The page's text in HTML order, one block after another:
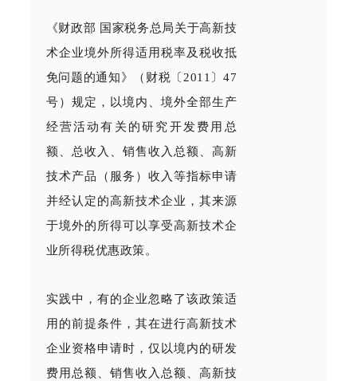
《财政部 国家税务总局关于高新技
术企业境外所得适用税率及税收抵
免问题的通知》（财税〔2011〕47
号）规定，以境内、境外全部生产
经营活动有关的研究开发费用总
额、总收入、销售收入总额、高新
技术产品（服务）收入等指标申请
并经认定的高新技术企业，其来源
于境外的所得可以享受高新技术企
业所得税优惠政策。
实践中，有的企业忽略了该政策适
用的前提条件，其在进行高新技术
企业资格申请时，仅以境内的研发
费用总额、销售收入总额、高新技